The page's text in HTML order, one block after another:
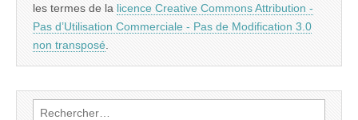
les termes de la licence Creative Commons Attribution -
Pas d’Utilisation Commerciale - Pas de Modification 3.0
non transposé
Rechercher :